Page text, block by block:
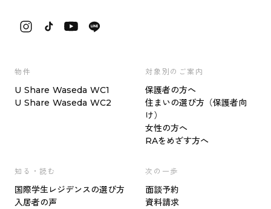
物件
U Share Waseda WC1
U Share Waseda WC2
対象別のご案内
保護者の方へ
住まいの選び方（保護者向
け）
女性の方へ
RAをめざす方へ
知る・読む
国際学生レジデンスの選び方
入居者の声
次の一歩
面談予約
資料請求